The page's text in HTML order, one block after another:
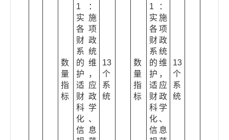
数
量
指
标
1：
实施
各项
财政
系统
的维
护，
适应
财政
科学
化、
信息
13
个
系
统
数
量
指
标
1：
实施
各项
财政
系统
的维
护，
适应
财政
科学
化、
信息
13
个
系
统